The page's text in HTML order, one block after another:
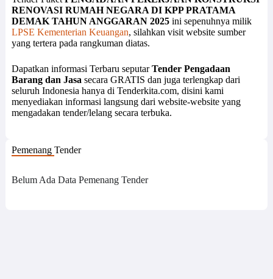
RENOVASI RUMAH NEGARA DI KPP PRATAMA
DEMAK TAHUN ANGGARAN 2025 ini sepenuhnya milik
LPSE Kementerian Keuangan, silahkan visit website sumber
yang tertera pada rangkuman diatas.
Dapatkan informasi Terbaru seputarTender Pengadaan
Barang dan Jasa secara GRATIS dan juga terlengkap dari
seluruh Indonesia hanya di Tenderkita.com, disini kami
menyediakan informasi langsung dari website-website yang
mengadakan tender/lelang secara terbuka.
Pemenang Tender
Belum Ada Data Pemenang Tender